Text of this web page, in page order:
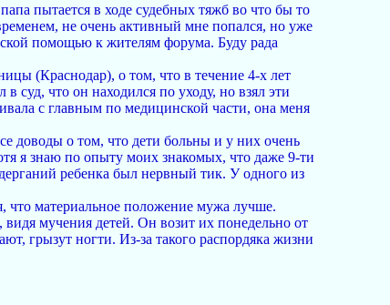
пытается в ходе судебных тяжб во что бы то
не очень активный мне попался, но уже
помощью к жителям форума. Буду рада
(Краснодар), о том, что в течение 4-х лет
суд, что он находился по уходу, но взял эти
с главным по медицинской части, она меня
доводы о том, что дети больны и у них очень
я знаю по опыту моих знакомых, что даже 9-ти
ребенка был нервный тик. У одного из
что материальное положение мужа лучше.
мучения детей. Он возит их понедельно от
грызут ногти. Из-за такого распордяка жизни